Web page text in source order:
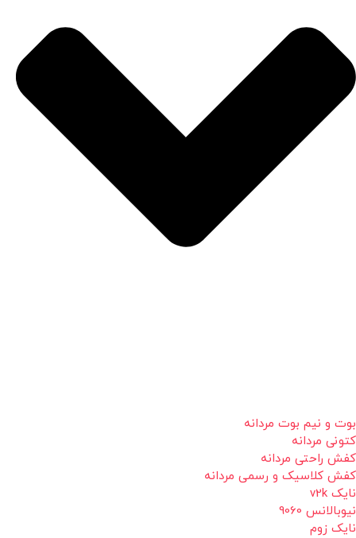
بوت و نیم بوت مردانه
کتونی مردانه
کفش راحتی مردانه
کفش کلاسیک و رسمی مردانه
نایک v2k
نیوبالانس 9060
نایک زوم